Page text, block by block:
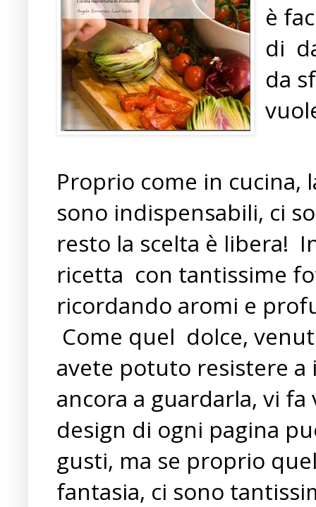
è
di
da
Proprio come in cucina,
sono indispensabili, ci
resto la scelta è libera!
ricetta con tantissime
ricordando aromi e
Come quel dolce,
avete potuto resistere
ancora a guardarla, vi fa
design di ogni pagina
gusti, ma se proprio
fantasia, ci sono